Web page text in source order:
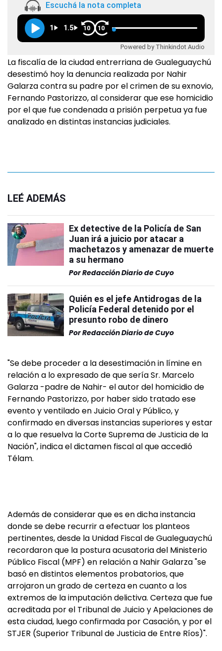
Escuchá la nota completa
1 1.5 10 10
Powered by Thinkindot Audio
La fiscalía de la ciudad entrerriana de Gualeguaychú
desestimó hoy la denuncia realizada por Nahir
Galarza contra su padre por el crimen de su exnovio,
Fernando Pastorizzo, al considerar que ese homicidio
por el que fue condenada a prisión perpetua ya fue
analizado en distintas instancias judiciales.
LEÉ ADEMÁS
Ex detective de la Policía de San
Juan irá a juicio por atacar a
machetazos y amenazar de muerte
a su hermano
PorRedacción Diario de Cuyo
Quién es el jefe Antidrogas de la
Policía Federal detenido por el
presunto robo de dinero
PorRedacción Diario de Cuyo
"Se debe proceder a la desestimación in límine en
relación a lo expresado de que sería Sr. Marcelo
Galarza -padre de Nahir- el autor del homicidio de
Fernando Pastorizzo, por haber sido tratado ese
evento y ventilado en Juicio Oral y Público, y
confirmado en diversas instancias superiores y estar
a lo que resuelva la Corte Suprema de Justicia de la
Nación", indica el dictamen fiscal al que accedió
Télam.
Además de considerar que es en dicha instancia
donde se debe recurrir a efectuar los planteos
pertinentes, desde la Unidad Fiscal de Gualeguaychú
recordaron que la postura acusatoria del Ministerio
Público Fiscal (MPF) en relación a Nahir Galarza "se
basó en distintos elementos probatorios, que
arrojaron un grado de certeza en cuanto a los
extremos de la imputación delictiva. Certeza que fue
acreditada por el Tribunal de Juicio y Apelaciones de
esta ciudad, luego confirmada por Casación, y por el
STJER (Superior Tribunal de Justicia de Entre Ríos)".